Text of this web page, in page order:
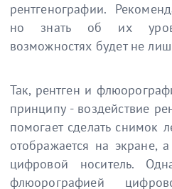
рентгенографии.
но знать об их
возможностях будет не
Так, рентген и
принципу - воздействие
помогает сделать снимок
отображается на экране,
цифровой носитель.
флюорографией